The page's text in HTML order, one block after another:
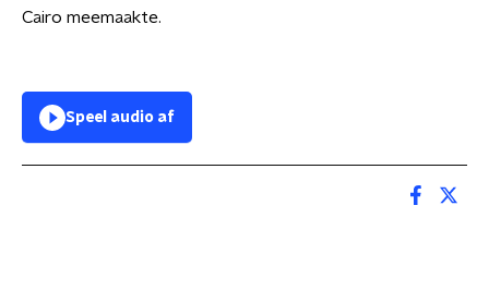
Cairo meemaakte.
Speel audio af